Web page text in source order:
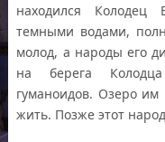
находился
темными водами,
молод, а народы его
на берега
гуманоидов. Озеро им
жить. Позже этот